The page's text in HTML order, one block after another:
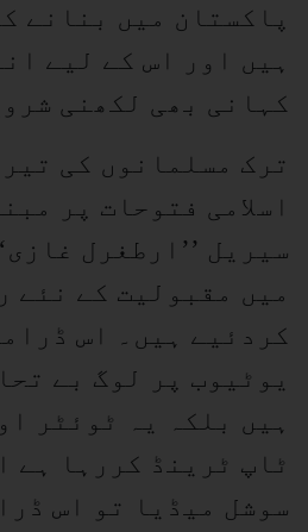
پاکستان میں بنانے
ہیں اور اس کے لیے
کہانی بھی لکھنی
ترک مسلمانوں کی
اسلامی فتوحات پر
سیریل ’’ارطغرل
میں مقبولیت کے نئے
کردئیے ہیں۔ اس
یوٹیوب پر لوگ بے
ہیں بلکہ یہ ٹوئٹر
ٹاپ ٹرینڈ کررہا ہے
سوشل میڈیا تو اس